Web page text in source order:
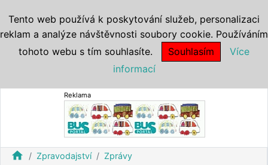
Reklama
home Zpravodajství
Zprávy
Tento web používá k poskytování služeb, personalizaci
reklam a analýze návštěvnosti soubory cookie. Používáním
tohoto webu s tím souhlasíte.
Souhlasím
Více
informací